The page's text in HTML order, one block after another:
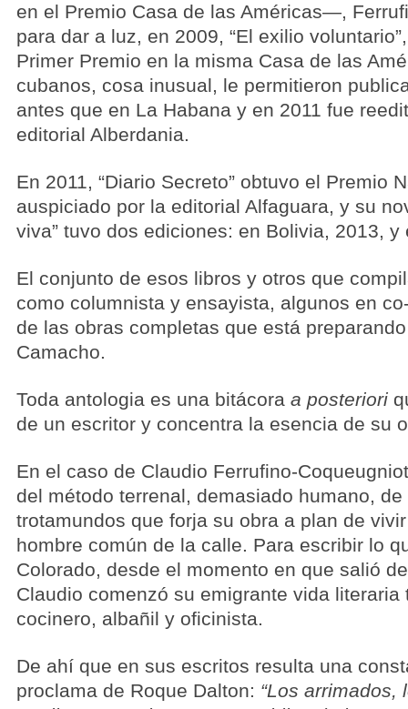
en el Premio Casa de las Américas—,
para dar a luz, en 2009, “El exilio
Primer Premio en la misma Casa de las
cubanos, cosa inusual, le permitieron
antes que en La Habana y en 2011 fue
editorial Alberdania.
En 2011, “Diario Secreto” obtuvo el Premio
auspiciado por la editorial Alfaguara, y su
viva” tuvo dos ediciones: en Bolivia, 2013, y
El conjunto de esos libros y otros que
como columnista y ensayista, algunos en
de las obras completas que está
Camacho.
Toda antologia es una bitácora a posteriori
de un escritor y concentra la esencia de su
En el caso de Claudio Ferrufino-
del método terrenal, demasiado humano,
trotamundos que forja su obra a plan de
hombre común de la calle. Para escribir lo
Colorado, desde el momento en que salió
Claudio comenzó su emigrante vida literaria
cocinero, albañil y oficinista.
De ahí que en sus escritos resulta una
proclama de Roque Dalton: “Los arrimados,